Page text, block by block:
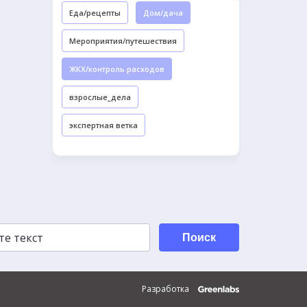
Еда/рецепты Дом/дача
Мероприятия/путешествия
ЖКХ/контроль расходов
взрослые_дела
экспертная ветка
Поиск
Разработка